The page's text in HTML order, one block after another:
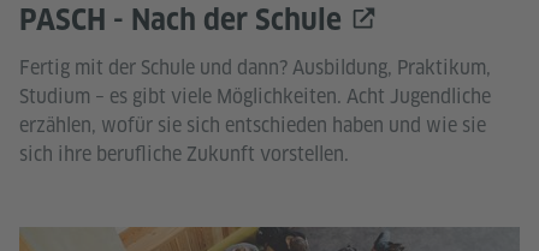
PASCH - Nach der Schule
Fertig mit der Schule und dann? Ausbildung, Praktikum,
Studium – es gibt viele Möglich­keiten. Acht Jugendliche
erzählen, wofür sie sich entschieden haben und wie sie
sich ihre berufliche Zukunft vorstellen.